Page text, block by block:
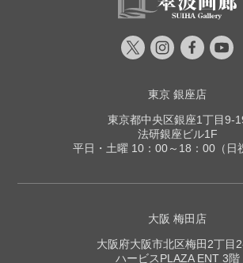
東京 銀座店
東京都中央区銀座1丁目9-
法研銀座ビル1F
平日・土曜 10：00～18：00（日
大阪 梅田店
大阪府大阪市北区梅田2丁目
ハービスPLAZA ENT 3階